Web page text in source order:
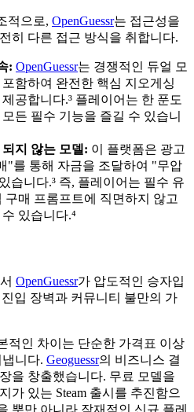
적으로, OpenGuessr는 접근성을
히 다른 접근 방식을 취합니다.
: OpenGuessr는 경쟁적인 듀얼 모
함하여 완전한 핵심 지오게싱
공합니다.³ 플레이어는 한 푼도
든 필수 기능을 즐길 수 있습니
지 않는 모델: 이 플랫폼은 광고
"를 통해 자금을 조달하여 "무압
습니다.³ 즉, 플레이어는 필수 유
구매 프롬프트에 직면하지 않고
있습니다.⁴
OpenGuessr가 압도적인 승자입
입 장벽과 커뮤니티 불만의 가
적인 차이는 단순한 가격표 이상
니다. Geoguessr의 비즈니스 결
을 창출했습니다. 무료 모델을
가 있는 Steam 출시를 추진함으